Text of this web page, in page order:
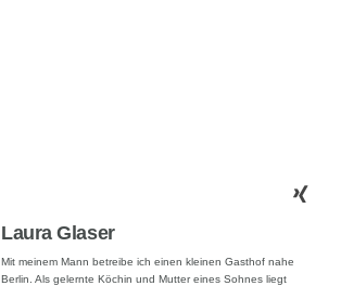
Laura Glaser
Mit meinem Mann betreibe ich einen kleinen Gasthof nahe
Berlin. Als gelernte Köchin und Mutter eines Sohnes liegt